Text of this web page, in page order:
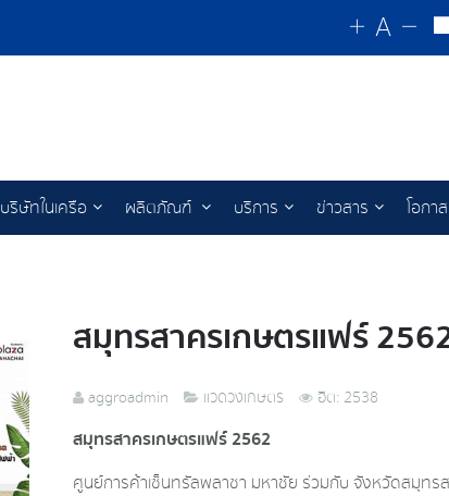
บริษัทในเครือ ผลิตภัณฑ์ บริการ ข่าวสาร โอกา
สมุทรสาครเกษตรแฟร์
aggroadmin แวดวงเกษตร ฮิต: 2538
สมุทรสาครเกษตรแฟร์ 2562
ศูนย์การค้าเซ็นทรัลพลาซา มหาชัย ร่วมกับ จังหวัดสมุท